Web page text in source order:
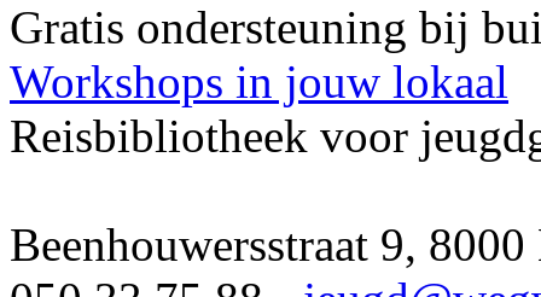
Gratis ondersteuning bij
Workshops in jouw lokaal
Reisbibliotheek voor
Beenhouwersstraat 9,